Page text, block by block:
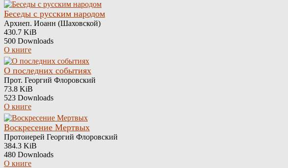
Беседы с русским народом
Архиеп. Иоанн (Шаховской)
430.7 KiB
500 Downloads
О книге
О последних событиях
Прот. Георгий Флоровский
73.8 KiB
523 Downloads
О книге
Воскресение Мертвых
Протоиерей Георгий Флоровский
384.3 KiB
480 Downloads
О книге